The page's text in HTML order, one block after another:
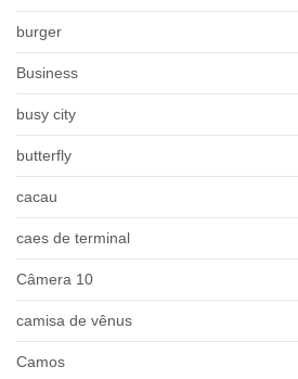
burger
Business
busy city
butterfly
cacau
caes de terminal
Câmera 10
camisa de vênus
Camos